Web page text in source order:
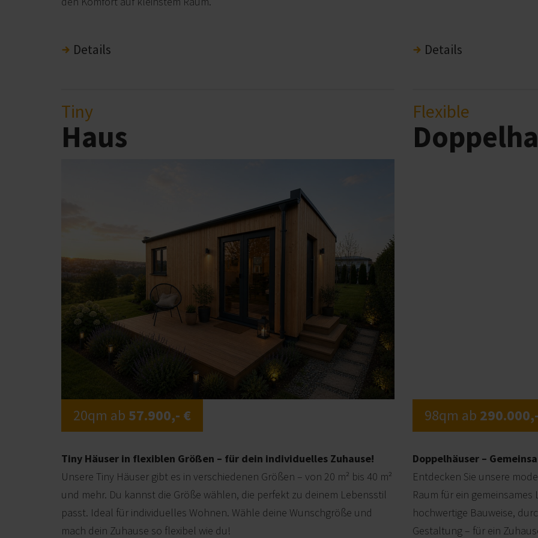
Details Details
Tiny
Haus
20qm ab 57.900,- €
Tiny Häuser in flexiblen Größen – für dein individuelles Zuhause!
Unsere Tiny Häuser gibt es in verschiedenen Größen – von 20 m² bis 40 m²
und mehr. Du kannst die Größe wählen, die perfekt zu deinem Lebensstil
passt. Ideal für individuelles Wohnen. Wähle deine Wunschgröße und
mach dein Zuhause so flexibel wie du!
Flexible
98qm ab
Doppelhäuser –
Entdecken Sie unsere
Raum für ein
hochwertige Bauweise,
Gestaltung – für ein